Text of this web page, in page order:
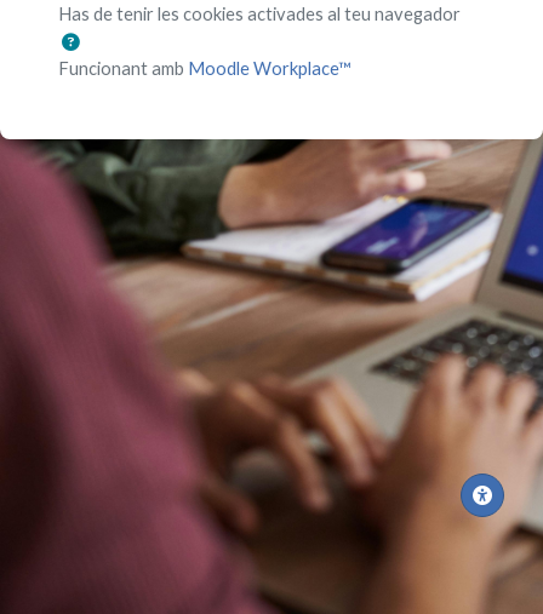
Has de tenir les cookies activades al teu navegador
Funcionant amb Moodle Workplace™